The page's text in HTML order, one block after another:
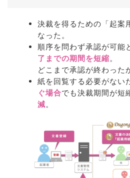
決裁を得るための「起案
なった。
順序を問わず承認が可能
了までの期間を短縮。
どこまで承認が終わった
紙を回覧する必要がない
ぐ場合でも決裁期間が短
減。